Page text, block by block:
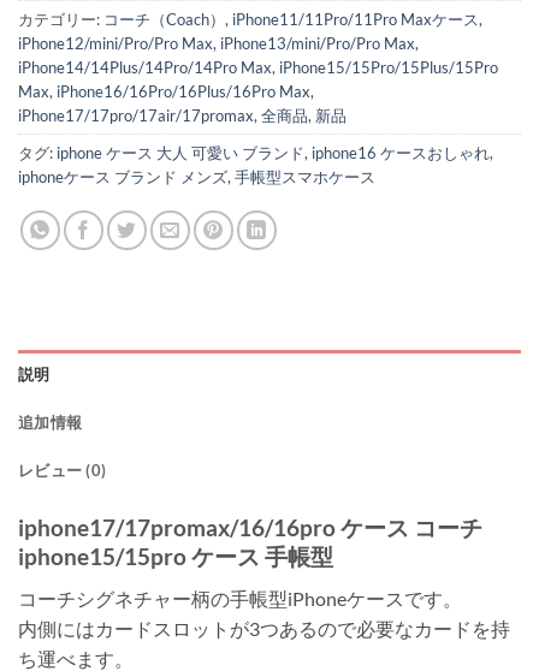
カテゴリー: コーチ（Coach） , iPhone11/11Pro/11Pro Maxケース,
iPhone12/mini/Pro/Pro Max, iPhone13/mini/Pro/Pro Max,
iPhone14/14Plus/14Pro/14Pro Max, iPhone15/15Pro/15Plus/15Pro
Max, iPhone16/16Pro/16Plus/16Pro Max,
iPhone17/17pro/17air/17promax, 全商品, 新品
タグ: iphone ケース 大人 可愛い ブランド, iphone16 ケースおしゃれ,
iphoneケース ブランド メンズ, 手帳型スマホケース
説明
追加情報
レビュー (0)
iphone17/17promax/16/16pro ケース コーチ
iphone15/15pro ケース 手帳型
コーチシグネチャー柄の手帳型iPhoneケースです。
内側にはカードスロットが3つあるので必要なカードを持
ち運べます。